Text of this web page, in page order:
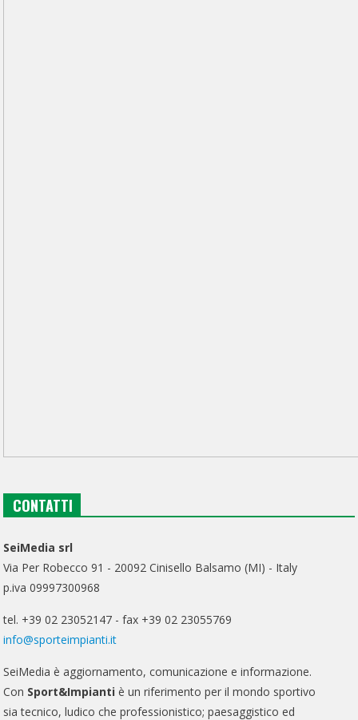
CONTATTI
SeiMedia srl
Via Per Robecco 91 - 20092 Cinisello Balsamo (MI) - Italy
p.iva 09997300968
tel. +39 02 23052147 - fax +39 02 23055769
info@sporteimpianti.it
SeiMedia è aggiornamento, comunicazione e informazione.
Con Sport&Impianti è un riferimento per il mondo sportivo
sia tecnico, ludico che professionistico; paesaggistico ed